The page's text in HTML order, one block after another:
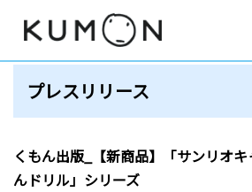
プレスリリース
くもん出版_【新商品】「サンリオ
んドリル」シリーズ